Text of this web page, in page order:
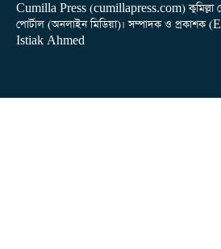
Cumilla Press (cumillapress.com) কুমিল্লা
পোর্টাল (অনলাইন মিডিয়া)। সম্পাদক ও
Istiak Ahmed